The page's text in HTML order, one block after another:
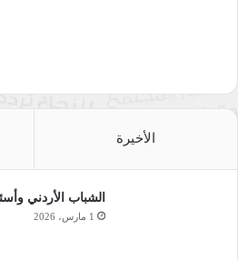
الأخيرة
الشباب الأردني
1 مارس، 2026